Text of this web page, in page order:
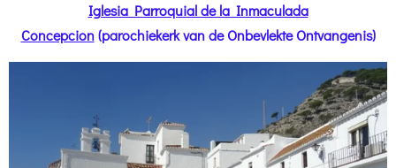
Iglesia Parroquial de la Inmaculada
Concepcion(parochiekerk van de Onbevlekte Ontvangenis)